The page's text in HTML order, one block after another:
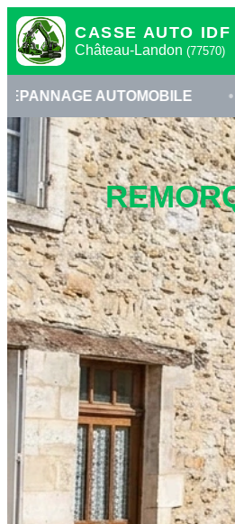
CASSE AUTO IDF
Château-Landon (77570)
•